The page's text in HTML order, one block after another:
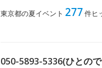
東京都の夏イベント 277 件ヒ
050-5893-5336(ひとの